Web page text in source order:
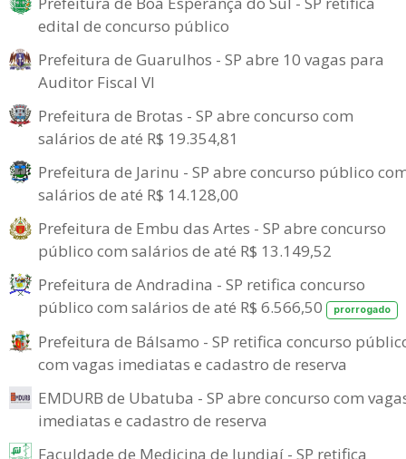
edital de concurso público
Prefeitura de Guarulhos - SP abre 10 vagas para
Auditor Fiscal VI
Prefeitura de Brotas - SP abre concurso com
salários de até R$ 19.354,81
Prefeitura de Jarinu - SP abre concurso público
salários de até R$ 14.128,00
Prefeitura de Embu das Artes - SP abre concurso
público com salários de até R$ 13.149,52
Prefeitura de Andradina - SP retifica concurso
público com salários de até R$ 6.566,50
prorrogado
Prefeitura de Bálsamo - SP retifica concurso
com vagas imediatas e cadastro de reserva
EMDURB de Ubatuba - SP abre concurso com
imediatas e cadastro de reserva
Faculdade de Medicina de Jundiaí - SP retifica